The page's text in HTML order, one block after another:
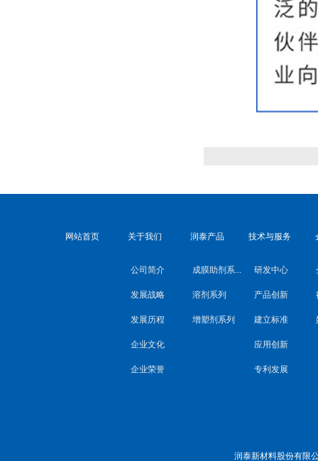
网站首页 关于我们 润泰产品 技术与服务
公司简介
发展战略
发展历程
企业文化
企业荣誉
成膜助剂系...
溶剂系列
增塑剂系列
研发中心
产品创新
建立标准
应用创新
专利发展
润泰新材料股份有限